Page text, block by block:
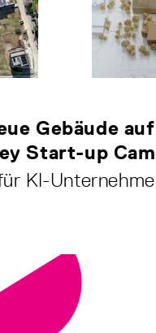
Gebäude
Start-up
KI-